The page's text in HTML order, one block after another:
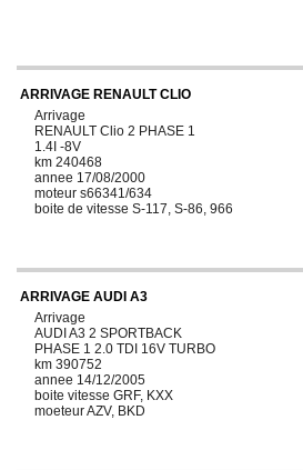
ARRIVAGE RENAULT CLIO
Arrivage
RENAULT Clio 2 PHASE 1
1.4I -8V
km 240468
annee 17/08/2000
moteur s66341/634
boite de vitesse S-117, S-86, 966
ARRIVAGE AUDI A3
Arrivage
AUDI A3 2 SPORTBACK
PHASE 1 2.0 TDI 16V TURBO
km 390752
annee 14/12/2005
boite vitesse GRF, KXX
moeteur AZV, BKD